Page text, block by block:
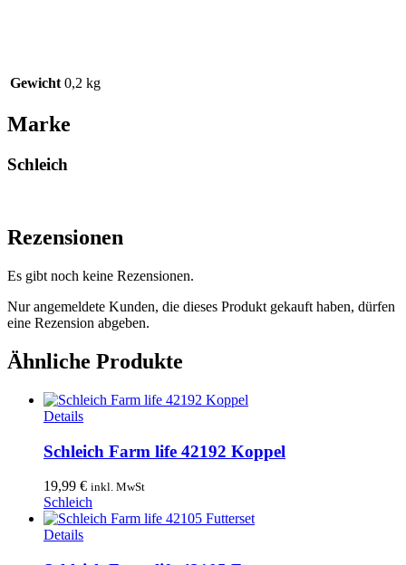
Gewicht 0,2 kg
Marke
Schleich
Rezensionen
Es gibt noch keine Rezensionen.
Nur angemeldete Kunden, die dieses Produkt gekauft haben, dürfen
eine Rezension abgeben.
Ähnliche Produkte
Details
Schleich Farm life 42192 Koppel
19,99 € inkl. MwSt
Schleich
Details